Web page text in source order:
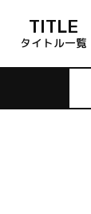
TITLE
タイトル一覧